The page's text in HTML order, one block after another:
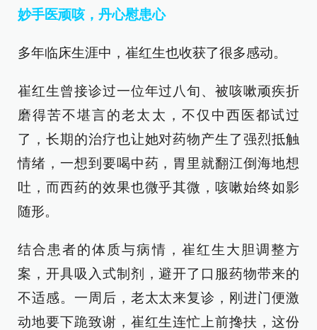
妙手医顽咳，丹心慰患心
多年临床生涯中，崔红生也收获了很多感动。
崔红生曾接诊过一位年过八旬、被咳嗽顽疾折
磨得苦不堪言的老太太，不仅中西医都试过
了，长期的治疗也让她对药物产生了强烈抵触
情绪，一想到要喝中药，胃里就翻江倒海地想
吐，而西药的效果也微乎其微，咳嗽始终如影
随形。
结合患者的体质与病情，崔红生大胆调整方
案，开具吸入式制剂，避开了口服药物带来的
不适感。一周后，老太太来复诊，刚进门便激
动地要下跪致谢，崔红生连忙上前搀扶，这份